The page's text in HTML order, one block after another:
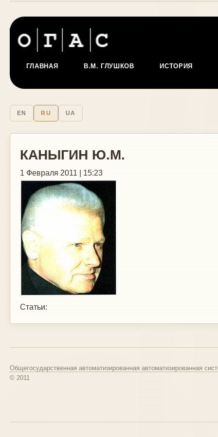
ГЛАВНАЯ В.М. ГЛУШКОВ ИСТОРИЯ
EN RU UA
КАНЫГИН Ю.М.
1 Февраля 2011 | 15:23
Статьи:
Общегосударственная автоматизированная автоматизированная
© 2011